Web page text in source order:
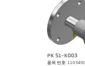
PK 51-K003
품목 번호: 1103490